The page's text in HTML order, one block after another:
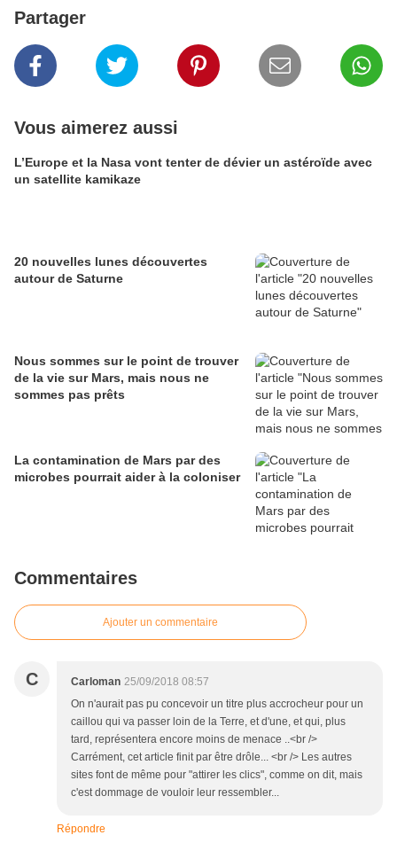
Partager
Vous aimerez aussi
L’Europe et la Nasa vont tenter de dévier un astéroïde avec
un satellite kamikaze
20 nouvelles lunes découvertes
autour de Saturne
Nous sommes sur le point de trouver
de la vie sur Mars, mais nous ne
sommes pas prêts
La contamination de Mars par des
microbes pourrait aider à la coloniser
Commentaires
Ajouter un commentaire
C Carloman 25/09/2018 08:57
On n'aurait pas pu concevoir un titre plus accrocheur pour un
caillou qui va passer loin de la Terre, et d'une, et qui, plus
tard, représentera encore moins de menace ..<br />
Carrément, cet article finit par être drôle... <br /> Les autres
sites font de même pour "attirer les clics", comme on dit, mais
c'est dommage de vouloir leur ressembler...
Répondre